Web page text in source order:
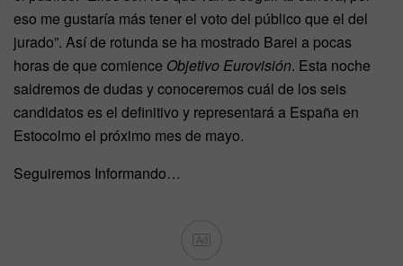
eso me gustaría más tener el voto del público que el del
jurado”. Así de rotunda se ha mostrado Barei a pocas
horas de que comience Objetivo Eurovisión. Esta noche
saldremos de dudas y conoceremos cuál de los seis
candidatos es el definitivo y representará a España en
Estocolmo el próximo mes de mayo.
Seguiremos Informando…
Ad